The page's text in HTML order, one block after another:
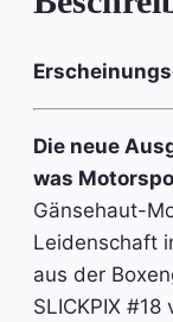
Die neue
was
Gänsehaut-
Leidenschaft
aus der
SLICKPIX